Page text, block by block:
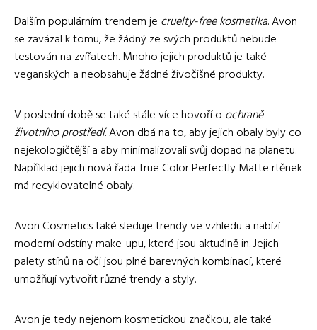
Dalším populárním trendem je cruelty-free kosmetika. Avon
se zavázal k tomu, že žádný ze svých produktů nebude
testován na zvířatech. Mnoho jejich produktů je také
veganských a neobsahuje žádné živočišné produkty.
V poslední době se také stále více hovoří o ochraně
životního prostředí. Avon dbá na to, aby jejich obaly byly co
nejekologičtější a aby minimalizovali svůj dopad na planetu.
Například jejich nová řada True Color Perfectly Matte rtěnek
má recyklovatelné obaly.
Avon Cosmetics také sleduje trendy ve vzhledu a nabízí
moderní odstíny make-upu, které jsou aktuálně in. Jejich
palety stínů na oči jsou plné barevných kombinací, které
umožňují vytvořit různé trendy a styly.
Avon je tedy nejenom kosmetickou značkou, ale také